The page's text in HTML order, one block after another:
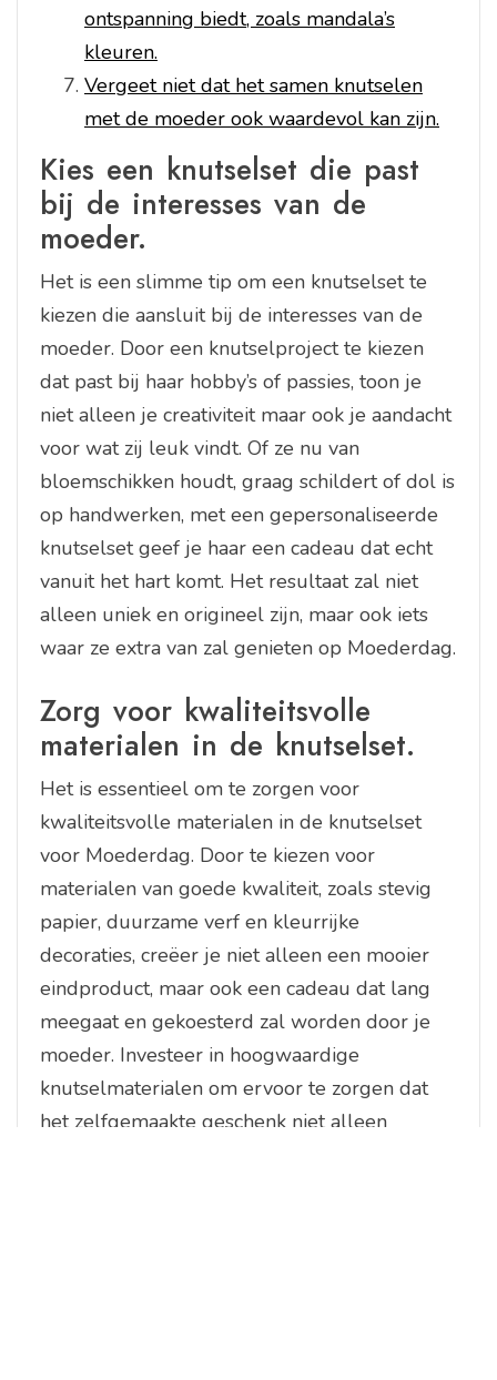
ontspanning biedt, zoals mandala’s
kleuren.
Vergeet niet dat het samen knutselen
met de moeder ook waardevol kan zijn.
Kies een knutselset die past
bij de interesses van de
moeder.
Het is een slimme tip om een knutselset te
kiezen die aansluit bij de interesses van de
moeder. Door een knutselproject te kiezen
dat past bij haar hobby’s of passies, toon je
niet alleen je creativiteit maar ook je aandacht
voor wat zij leuk vindt. Of ze nu van
bloemschikken houdt, graag schildert of dol is
op handwerken, met een gepersonaliseerde
knutselset geef je haar een cadeau dat echt
vanuit het hart komt. Het resultaat zal niet
alleen uniek en origineel zijn, maar ook iets
waar ze extra van zal genieten op Moederdag.
Zorg voor kwaliteitsvolle
materialen in de knutselset.
Het is essentieel om te zorgen voor
kwaliteitsvolle materialen in de knutselset
voor Moederdag. Door te kiezen voor
materialen van goede kwaliteit, zoals stevig
papier, duurzame verf en kleurrijke
decoraties, creëer je niet alleen een mooier
eindproduct, maar ook een cadeau dat lang
meegaat en gekoesterd zal worden door je
moeder. Investeer in hoogwaardige
knutselmaterialen om ervoor te zorgen dat
het zelfgemaakte geschenk niet alleen